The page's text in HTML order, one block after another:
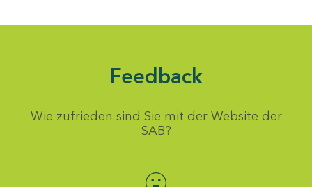
Feedback
Wie zufrieden sind Sie mit der Website der
SAB?
Bewertung auswählen